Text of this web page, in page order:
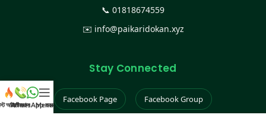
📞 01818674559
✉️ info@paikaridokan.xyz
Stay Connected
Facebook Page Facebook Group
আইটেম
কল করুন
WhatsApp করুন
Menu